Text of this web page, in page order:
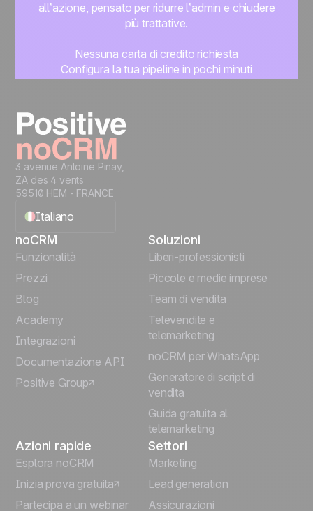
all’azione, pensato per ridurre l’admin e chiudere
più trattative.
Nessuna carta di credito richiesta
Configura la tua pipeline in pochi minuti
3 avenue Antoine Pinay,
ZA des 4 vents
59510 HEM - FRANCE
Italiano
English
Español
Português
Deutsch
noCRM
Funzionalità
Prezzi
Blog
Academy
Integrazioni
Documentazione API
Positive Group
Soluzioni
Liberi-professionisti
Piccole e medie imprese
Team di vendita
Televendite e
telemarketing
noCRM per WhatsApp
Generatore di script di
vendita
Guida gratuita al
telemarketing
Azioni rapide
Esplora noCRM
Inizia prova gratuita
Partecipa a un webinar
Settori
Marketing
Lead generation
Assicurazioni